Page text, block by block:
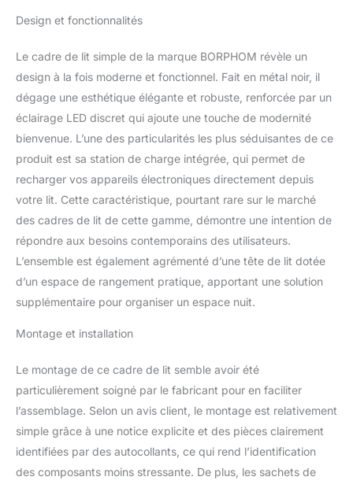
panneau MDF P2 de
haute qualité, robuste,
aux rayures. Ce cadre de
lit rétro a un aspect
classique et élégant et
peut être assorti à
n'importe quelle palette
de couleurs de la pièce.
Robuste et stable :
nouveau concept de
renfort. La structure
apporte une durabilité et
une stabilité bien
supérieures. Cadre de lit
USB type C intégrée pour
le cadre de lit avec
station de charge.
[Espace de rangement
sous le lit] – Cadre de lit
en métal de 90 x 200 cm
avec une hauteur au sol
Design et fonctionnalités
Le cadre de lit simple de la marque BORPHOM révèle un
design à la fois moderne et fonctionnel. Fait en métal noir, il
dégage une esthétique élégante et robuste, renforcée par un
éclairage LED discret qui ajoute une touche de modernité
bienvenue. L’une des particularités les plus séduisantes de ce
produit est sa station de charge intégrée, qui permet de
recharger vos appareils électroniques directement depuis
votre lit. Cette caractéristique, pourtant rare sur le marché
des cadres de lit de cette gamme, démontre une intention de
répondre aux besoins contemporains des utilisateurs.
L’ensemble est également agrémenté d’une tête de lit dotée
d’un espace de rangement pratique, apportant une solution
supplémentaire pour organiser un espace nuit.
Montage et installation
Le montage de ce cadre de lit semble avoir été
particulièrement soigné par le fabricant pour en faciliter
l’assemblage. Selon un avis client, le montage est relativement
simple grâce à une notice explicite et des pièces clairement
identifiées par des autocollants, ce qui rend l’identification
des composants moins stressante. De plus, les sachets de